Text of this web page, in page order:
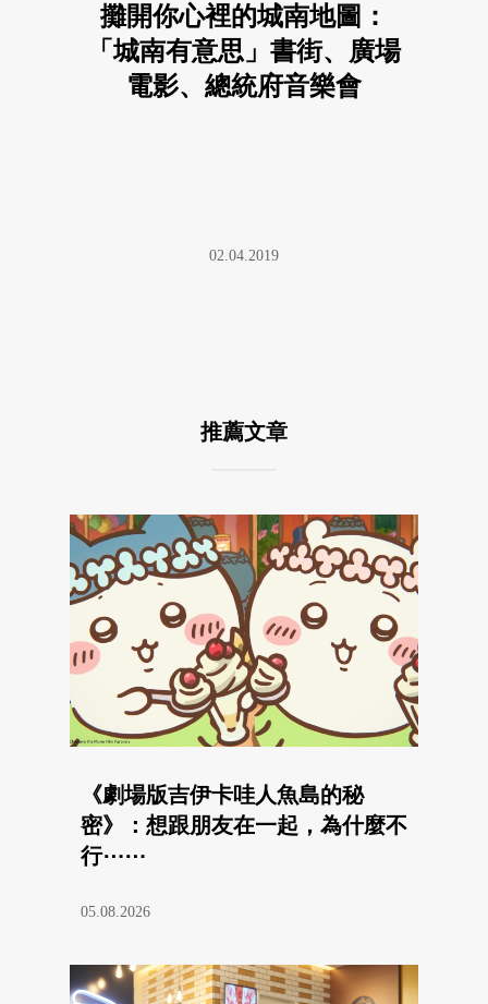
攤開你心裡的城南地圖：
「城南有意思」書街、廣場
電影、總統府音樂會
02.04.2019
推薦文章
《劇場版吉伊卡哇人魚島的秘
密》：想跟朋友在一起，為什麼不
行⋯⋯
05.08.2026